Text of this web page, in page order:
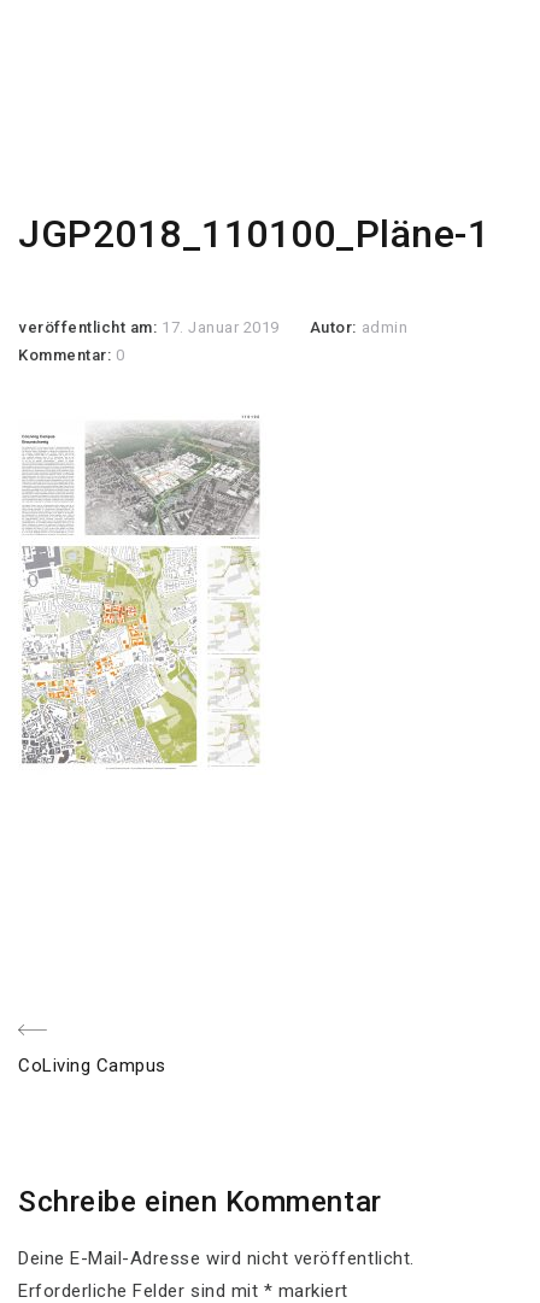
JGP2018_110100_Pläne-1
veröffentlicht am: 17. Januar 2019 Autor: admin
Kommentar: 0
Beitragsnavigation
voriger
CoLiving Campus
Schreibe einen Kommentar
Deine E-Mail-Adresse wird nicht veröffentlicht.
Erforderliche Felder sind mit * markiert